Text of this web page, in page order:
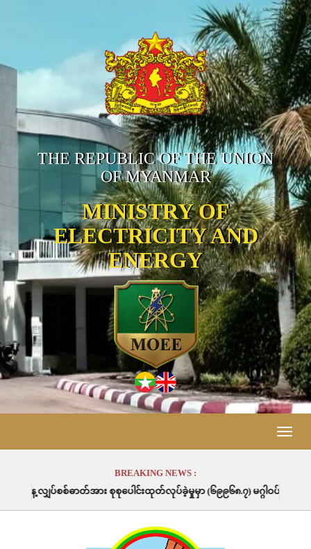
THE REPUBLIC OF THE UNION
OF MYANMAR
MINISTRY OF
ELECTRICITY AND
ENERGY
Toggle
BREAKING NEWS :
စ်ဓာတ်အား စုစုပေါင်းထုတ်လုပ်ခဲ့မှုမှာ (၆၉၉၆၈.၇) မဂ္ဂါဝပ်နာရီဖြစ်ပါသည်။